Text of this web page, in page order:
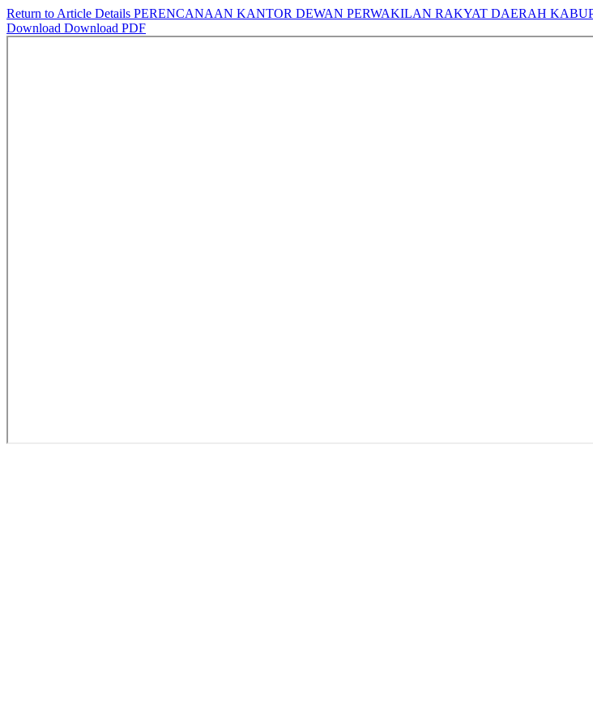
Return to Article Details PERENCANAAN KANTOR DEWAN PERWAKILAN RAKYAT DAERAH
Download Download PDF